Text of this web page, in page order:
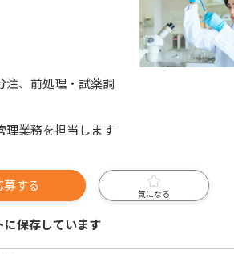
注、前処理・試薬調
理業務を担当します
募する
気になる
に保存しています